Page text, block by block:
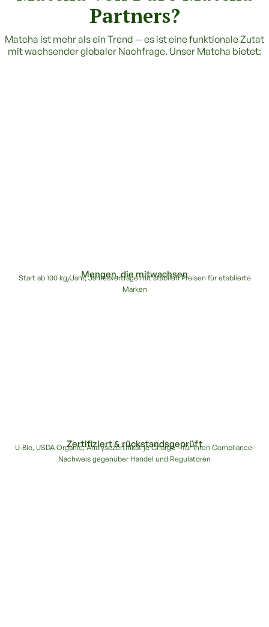
Partners?
Matcha ist mehr als ein Trend — es ist eine funktionale Zutat
mit wachsender globaler Nachfrage. Unser Matcha bietet:
Mengen, die mitwachsen
Start ab 100 kg/Jahr; Jahresverträge mit stabilen Preisen für etablierte
Marken
Zertifiziert & rückstandsgeprüft
U-Bio, USDA Organic, Analysezertifikat je Charge – für Ihren Compliance-
Nachweis gegenüber Handel und Regulatoren